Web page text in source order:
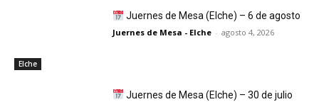
Elche
Juernes de Mesa (Elche) – 6 de agosto
Juernes de Mesa - Elche - agosto 4, 2026
Juernes de Mesa (Elche) – 30 de julio